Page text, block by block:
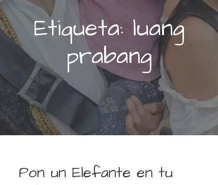
Etiqueta: luang
prabang
Pon un Elefante en tu